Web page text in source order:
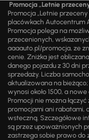
Promocja „Letnie
Promocja „Letnie
placówkach Autocentrum
Promocja polega na
przecenionych,
aaaauto.pl/promocja, ze
cenie. Zniżka jest
danego pojazdu z 30 dni
sprzedaży. Liczba
aktualizowana na
wynosi około 1500, a
Promocji nie można
promocjami ani rabatami,
wsteczną. Szczegółowe
są przez upoważnionych
zastrzega sobie prawo do